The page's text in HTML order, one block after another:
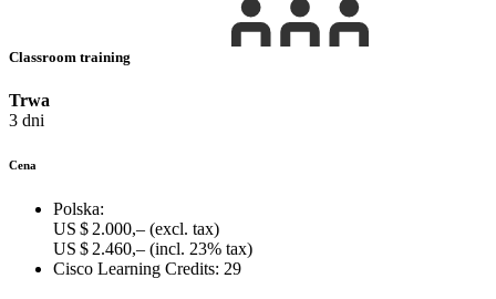
Classroom training
Trwa
3 dni
Cena
Polska:
US $ 2.000,– (excl. tax)
US $ 2.460,– (incl. 23% tax)
Cisco Learning Credits: 29